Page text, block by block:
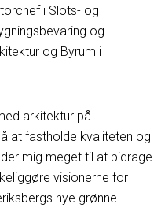
i Slots- og
og
og Byrum i
arkitektur på
at fastholde kvaliteten og
mig meget til at bidrage
visionerne for
nye grønne